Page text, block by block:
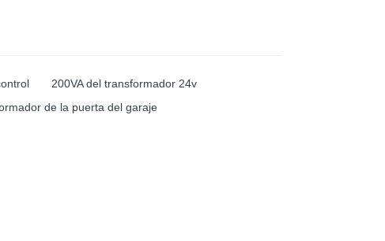
200VA del transformador 24v
de la puerta del garaje